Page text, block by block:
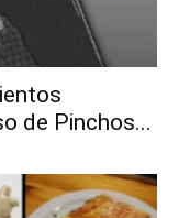
de Pinchos...